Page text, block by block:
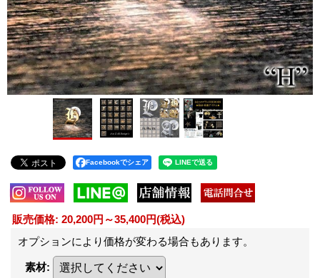
Facebookでシェア
販売価格: 20,200円～35,400円(税込)
オプションにより価格が変わる場合もあります。
素材: